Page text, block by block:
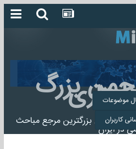
بزرگ
میلیتاری بزرگترین مرجع مباحث
در ایران
موضوعات
کاربران